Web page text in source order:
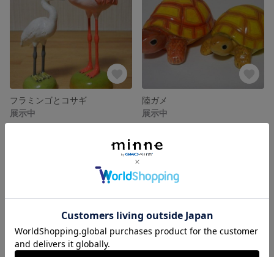
フラミンゴとコサギ
展示中
陸ガメ
展示中